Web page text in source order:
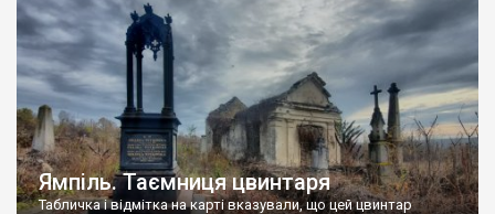
Ямпіль. Таємниця цвинтаря
Табличка і відмітка на карті вказували, що цей цвинтар